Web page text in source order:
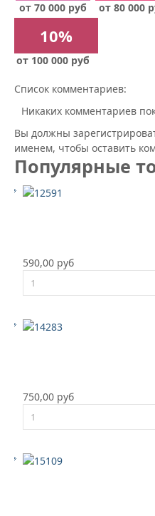
от 70 000 руб от 80 000
10%
от 100 000 руб
Список комментариев:
Никаких комментариев
Вы должны
именем, чтобы оставить
Популярные
590,00 руб
750,00 руб